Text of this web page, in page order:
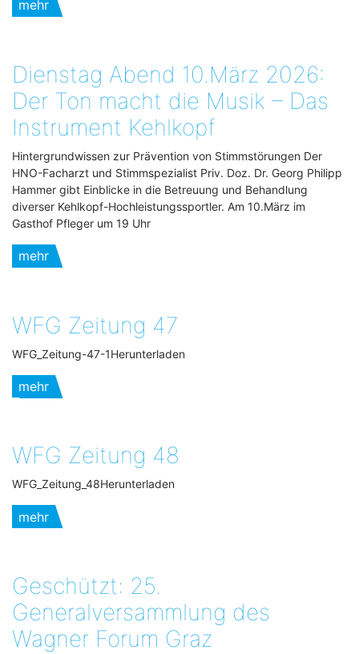
mehr
Dienstag Abend 10.März 2026:
Der Ton macht die Musik – Das
Instrument Kehlkopf
Hintergrundwissen zur Prävention von Stimmstörungen Der
HNO-Facharzt und Stimmspezialist Priv. Doz. Dr. Georg Philipp
Hammer gibt Einblicke in die Betreuung und Behandlung
diverser Kehlkopf-Hochleistungssportler. Am 10.März im
Gasthof Pfleger um 19 Uhr
mehr
WFG Zeitung 47
WFG_Zeitung-47-1Herunterladen
mehr
WFG Zeitung 48
WFG_Zeitung_48Herunterladen
mehr
Geschützt: 25.
Generalversammlung des
Wagner Forum Graz